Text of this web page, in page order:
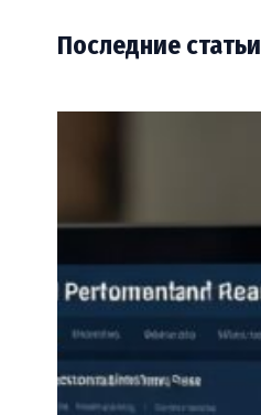
Последние статьи